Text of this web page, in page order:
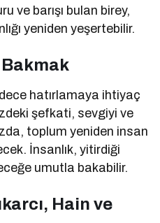
ve barışı bulan birey,
yeniden yeşertebilir.
hatırlamaya ihtiyaç
şefkati, sevgiyi ve
toplum yeniden insan
İnsanlık, yitirdiği
umutla bakabilir.
Hain ve